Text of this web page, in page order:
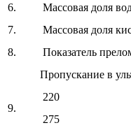
6.
Массовая доля
7.
Массовая доля
8.
Показатель
9.
Пропускание в
220
275